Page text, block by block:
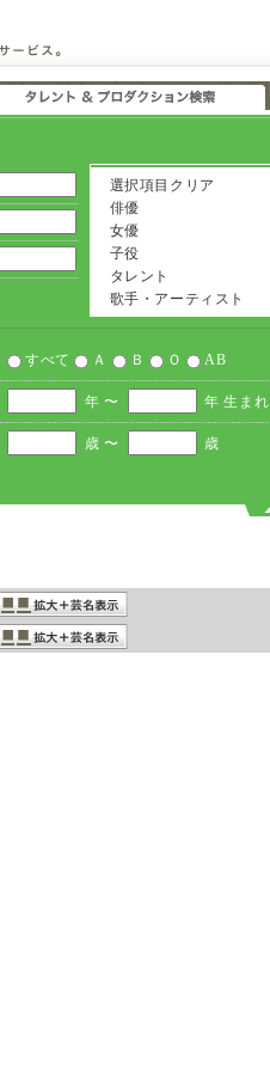
選択項目クリア
俳優
女優
子役
タレント
歌手・アーティスト
すべて Ａ Ｂ Ｏ AB
年 〜 年 生まれ
歳 〜 歳